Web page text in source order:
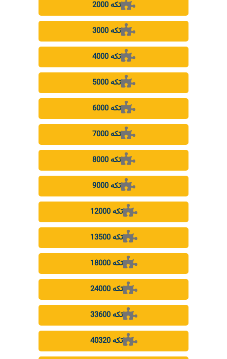
2000 تکه
3000 تکه
4000 تکه
5000 تکه
6000 تکه
7000 تکه
8000 تکه
9000 تکه
12000 تکه
13500 تکه
18000 تکه
24000 تکه
33600 تکه
40320 تکه